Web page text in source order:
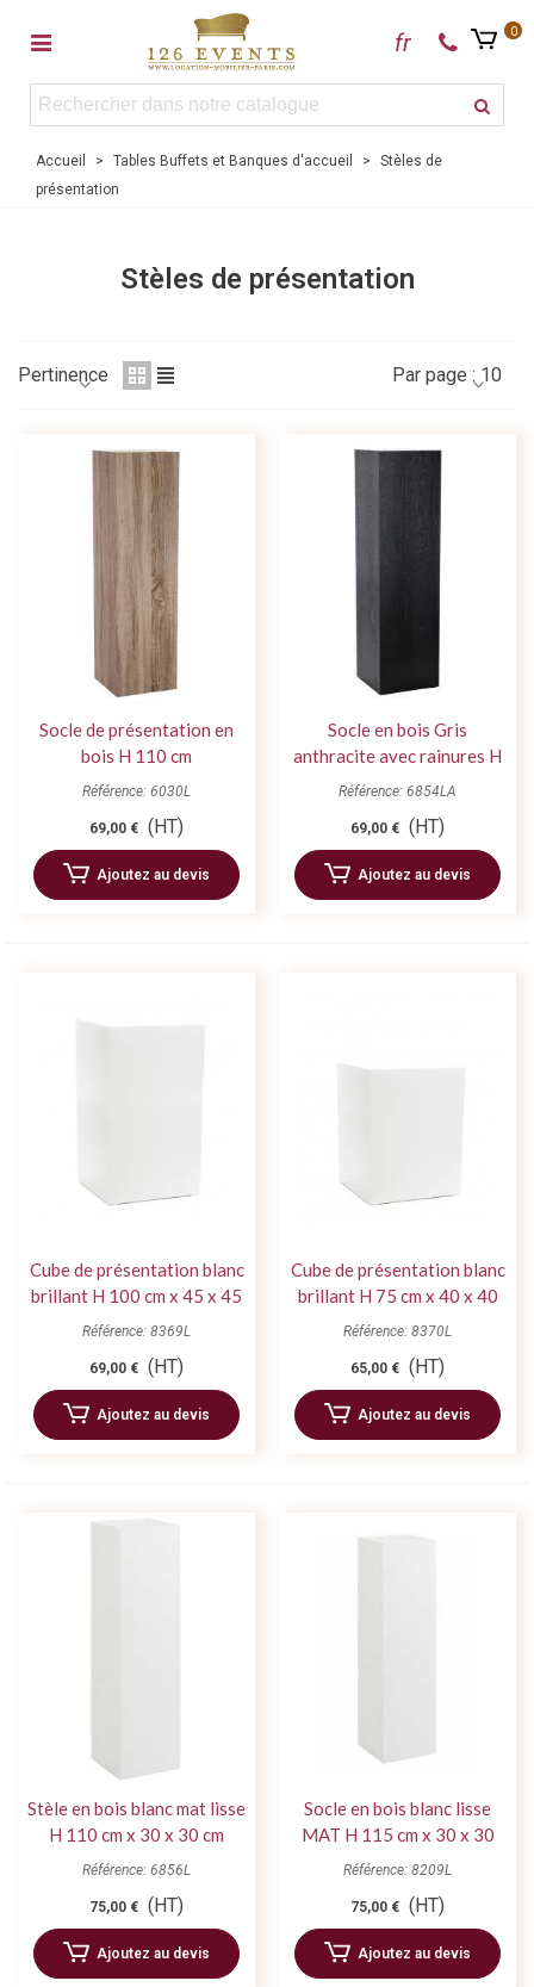
fr 0
Accueil > Tables Buffets et Banques d'accueil >
Stèles de
présentation
Stèles de présentation
Pertinence Par page : 10
Socle de présentation en
bois H 110 cm
Référence: 6030L
69,00 € (HT)
Ajoutez au devis
Socle en bois Gris
anthracite avec rainures H
110 cm x 30
Référence: 6854LA
69,00 € (HT)
Ajoutez au devis
Cube de présentation blanc
brillant H 100 cm x 45 x 45
Référence: 8369L
69,00 € (HT)
Ajoutez au devis
Cube de présentation blanc
brillant H 75 cm x 40 x 40
Référence: 8370L
65,00 € (HT)
Ajoutez au devis
Stèle en bois blanc mat lisse
H 110 cm x 30 x 30 cm
Référence: 6856L
75,00 € (HT)
Ajoutez au devis
Socle en bois blanc lisse
MAT H 115 cm x 30 x 30
Référence: 8209L
75,00 € (HT)
Ajoutez au devis